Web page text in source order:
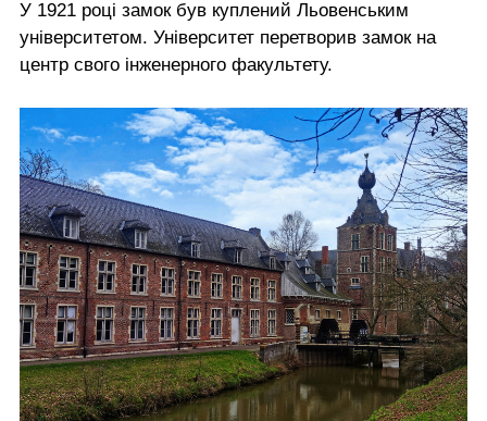
У 1921 році замок був куплений Льовенським
університетом. Університет перетворив замок на
центр свого інженерного факультету.